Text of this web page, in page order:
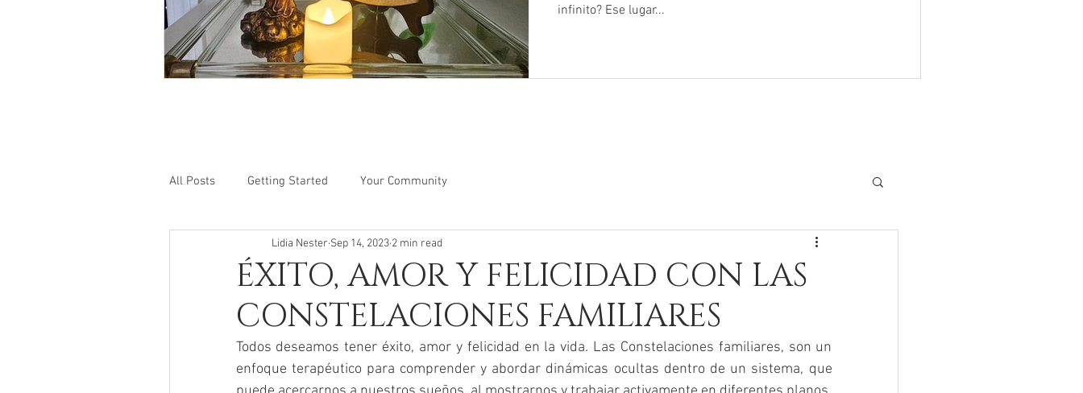
infinito? Ese lugar...
All Posts Getting Started Your Community
ÉXITO, AMOR Y FELICIDAD CON LAS
CONSTELACIONES FAMILIARES
Lidia Nester Sep 14, 2023 2 min read
Todos deseamos tener éxito, amor y felicidad en la vida. Las Constelaciones familiares, son un
enfoque terapéutico para comprender y abordar dinámicas ocultas dentro de un sistema, que